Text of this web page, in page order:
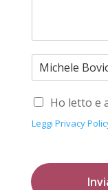
Ho letto e
Leggi Privacy